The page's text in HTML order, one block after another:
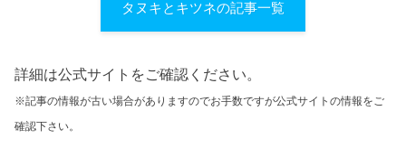
タヌキとキツネの記事一覧
詳細は公式サイトをご確認ください。
※記事の情報が古い場合がありますのでお手数ですが公式サイトの情報をご
確認下さい。